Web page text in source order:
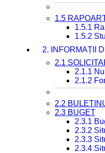
1.5
1.5.1
1.5.2
2. INFORMAȚII
2.1
2.1.1
2.1.2
2.2
2.3 BUGET
2.3.1
2.3.2
2.3.3
2.3.4